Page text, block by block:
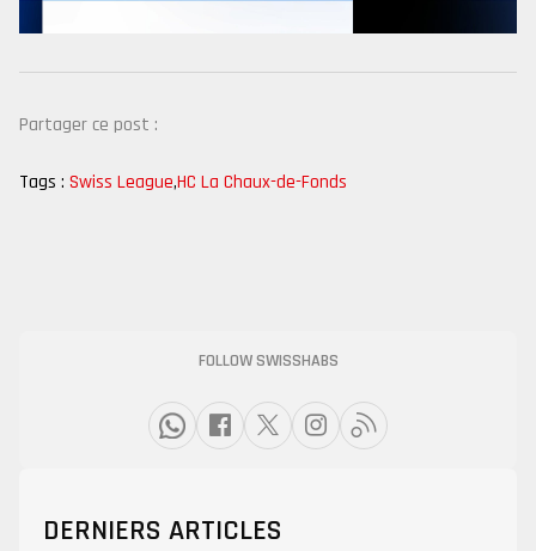
Partager ce post :
Tags : Swiss League,HC La Chaux-de-Fonds
FOLLOW SWISSHABS
DERNIERS ARTICLES